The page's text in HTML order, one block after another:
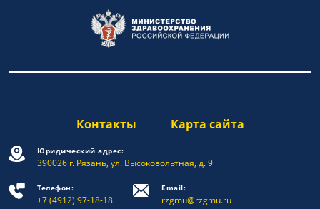
Контакты Карта сайта
Юридический адрес:
390026 г. Рязань, ул. Высоковольтная, д. 9
Телефон:
+7 (4912) 97-18-18
Email:
rzgmu@rzgmu.ru